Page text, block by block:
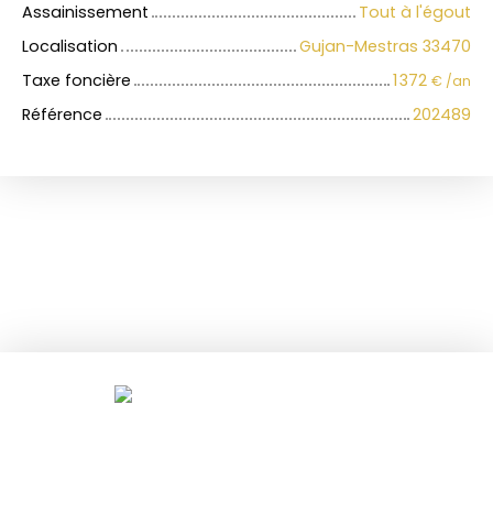
Assainissement
Tout à l'égout
Localisation
Gujan-Mestras 33470
Taxe foncière
1 372 € /an
Référence 202489